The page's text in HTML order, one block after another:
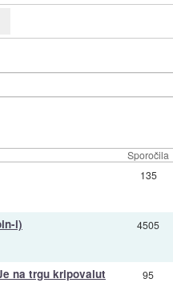
Sporočila
135
i) 4505
na trgu kripovalut 95